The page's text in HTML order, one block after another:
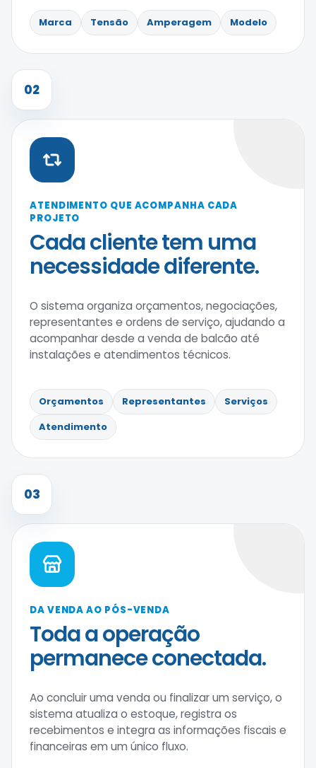
Marca Tensão Amperagem Modelo
02
ATENDIMENTO QUE ACOMPANHA CADA
PROJETO
Cada cliente tem uma
necessidade diferente.
O sistema organiza orçamentos, negociações,
representantes e ordens de serviço, ajudando a
acompanhar desde a venda de balcão até
instalações e atendimentos técnicos.
Orçamentos Representantes
Serviços
Atendimento
03
DA VENDA AO PÓS-VENDA
Toda a operação
permanece conectada.
Ao concluir uma venda ou finalizar um serviço, o
sistema atualiza o estoque, registra os
recebimentos e integra as informações fiscais e
financeiras em um único fluxo.